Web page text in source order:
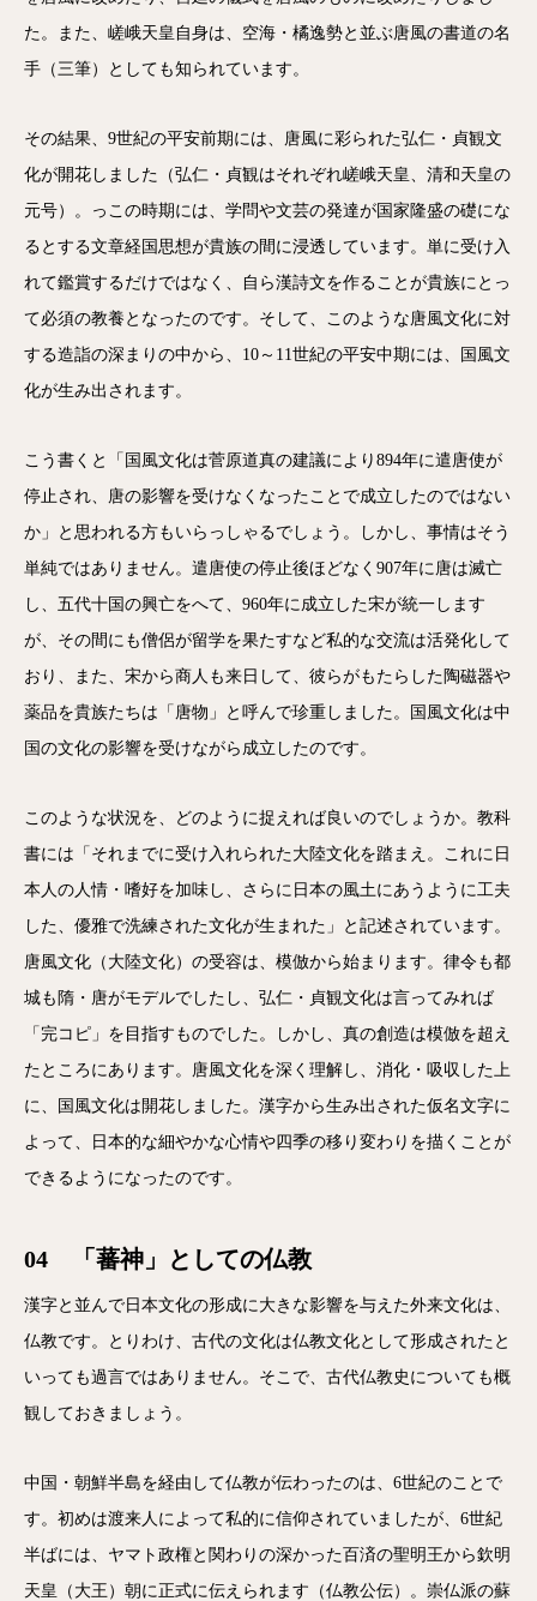
た。また、嵯峨天皇自身は、空海・橘逸勢と並ぶ唐風の書道の名
手（三筆）としても知られています。
その結果、9世紀の平安前期には、唐風に彩られた弘仁・貞観文
化が開花しました（弘仁・貞観はそれぞれ嵯峨天皇、清和天皇の
元号）。っこの時期には、学問や文芸の発達が国家隆盛の礎にな
るとする文章経国思想が貴族の間に浸透しています。単に受け入
れて鑑賞するだけではなく、自ら漢詩文を作ることが貴族にとっ
て必須の教養となったのです。そして、このような唐風文化に対
する造詣の深まりの中から、10～11世紀の平安中期には、国風文
化が生み出されます。
こう書くと「国風文化は菅原道真の建議により894年に遣唐使が
停止され、唐の影響を受けなくなったことで成立したのではない
か」と思われる方もいらっしゃるでしょう。しかし、事情はそう
単純ではありません。遣唐使の停止後ほどなく907年に唐は滅亡
し、五代十国の興亡をへて、960年に成立した宋が統一します
が、その間にも僧侶が留学を果たすなど私的な交流は活発化して
おり、また、宋から商人も来日して、彼らがもたらした陶磁器や
薬品を貴族たちは「唐物」と呼んで珍重しました。国風文化は中
国の文化の影響を受けながら成立したのです。
このような状況を、どのように捉えれば良いのでしょうか。教科
書には「それまでに受け入れられた大陸文化を踏まえ。これに日
本人の人情・嗜好を加味し、さらに日本の風土にあうように工夫
した、優雅で洗練された文化が生まれた」と記述されています。
唐風文化（大陸文化）の受容は、模倣から始まります。律令も都
城も隋・唐がモデルでしたし、弘仁・貞観文化は言ってみれば
「完コピ」を目指すものでした。しかし、真の創造は模倣を超え
たところにあります。唐風文化を深く理解し、消化・吸収した上
に、国風文化は開花しました。漢字から生み出された仮名文字に
よって、日本的な細やかな心情や四季の移り変わりを描くことが
できるようになったのです。
04 「蕃神」としての仏教
漢字と並んで日本文化の形成に大きな影響を与えた外来文化は、
仏教です。とりわけ、古代の文化は仏教文化として形成されたと
いっても過言ではありません。そこで、古代仏教史についても概
観しておきましょう。
中国・朝鮮半島を経由して仏教が伝わったのは、6世紀のことで
す。初めは渡来人によって私的に信仰されていましたが、6世紀
半ばには、ヤマト政権と関わりの深かった百済の聖明王から欽明
天皇（大王）朝に正式に伝えられます（仏教公伝）。崇仏派の蘇